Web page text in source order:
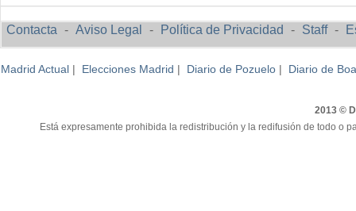
Contacta - Aviso Legal - Política de Privacidad - Staff -
Madrid Actual | Elecciones Madrid | Diario de Pozuelo | Diario de
2013 ©
Está expresamente prohibida la redistribución y la redifusión de todo o